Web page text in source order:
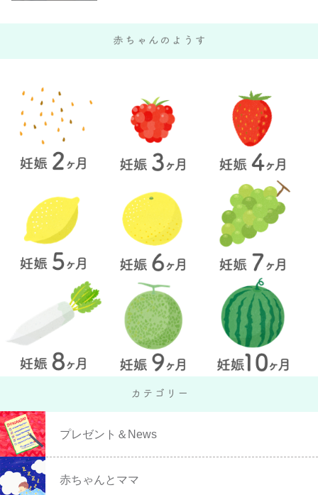
プレゼント＆News
赤ちゃんとママ